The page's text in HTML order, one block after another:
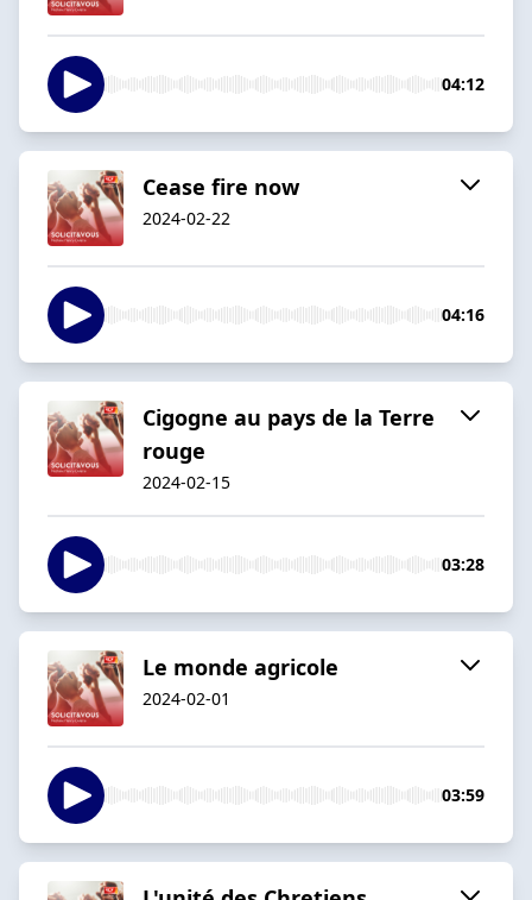
04:12
Cease fire now
2024-02-22
04:16
Cigogne au pays de la Terre
rouge
2024-02-15
03:28
Le monde agricole
2024-02-01
03:59